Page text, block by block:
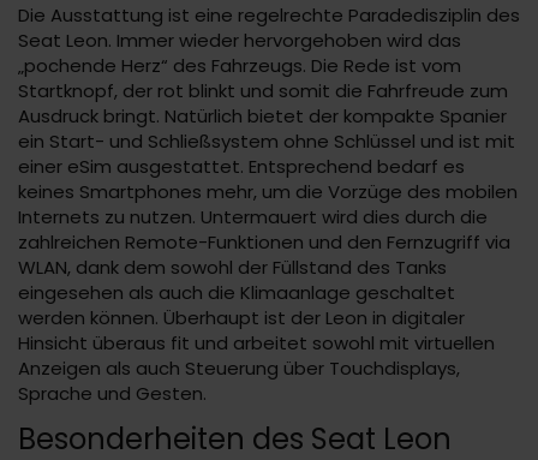
Die Ausstattung ist eine regelrechte Paradedisziplin des
Seat Leon. Immer wieder hervorgehoben wird das
„pochende Herz“ des Fahrzeugs. Die Rede ist vom
Startknopf, der rot blinkt und somit die Fahrfreude zum
Ausdruck bringt. Natürlich bietet der kompakte Spanier
ein Start- und Schließsystem ohne Schlüssel und ist mit
einer eSim ausgestattet. Entsprechend bedarf es
keines Smartphones mehr, um die Vorzüge des mobilen
Internets zu nutzen. Untermauert wird dies durch die
zahlreichen Remote-Funktionen und den Fernzugriff via
WLAN, dank dem sowohl der Füllstand des Tanks
eingesehen als auch die Klimaanlage geschaltet
werden können. Überhaupt ist der Leon in digitaler
Hinsicht überaus fit und arbeitet sowohl mit virtuellen
Anzeigen als auch Steuerung über Touchdisplays,
Sprache und Gesten.
Besonderheiten des Seat Leon